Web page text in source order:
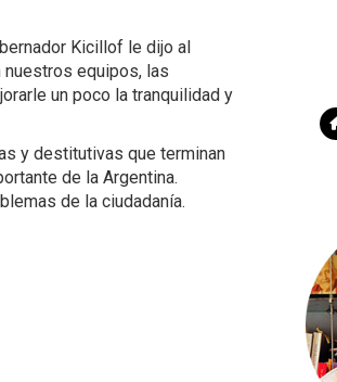
Kicillof le dijo al
nuestros equipos, las
un poco la tranquilidad y
y destitutivas que terminan
de la Argentina.
de la ciudadanía.